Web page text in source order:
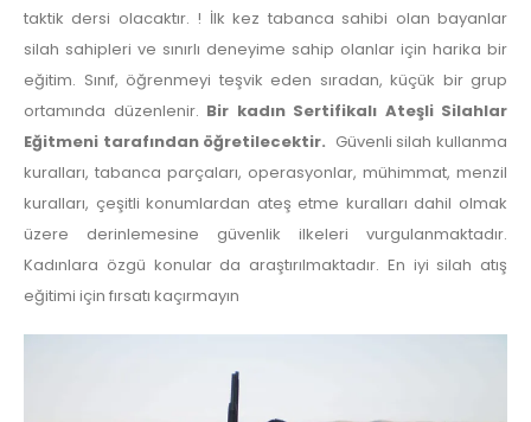
taktik dersi olacaktır. ! İlk kez tabanca sahibi olan bayanlar
silah sahipleri ve sınırlı deneyime sahip olanlar için harika bir
eğitim. Sınıf, öğrenmeyi teşvik eden sıradan, küçük bir grup
ortamında düzenlenir. Bir kadın Sertifikalı Ateşli Silahlar
Eğitmeni tarafından öğretilecektir. Güvenli silah kullanma
kuralları, tabanca parçaları, operasyonlar, mühimmat, menzil
kuralları, çeşitli konumlardan ateş etme kuralları dahil olmak
üzere derinlemesine güvenlik ilkeleri vurgulanmaktadır.
Kadınlara özgü konular da araştırılmaktadır. En iyi silah atış
eğitimi için fırsatı kaçırmayın